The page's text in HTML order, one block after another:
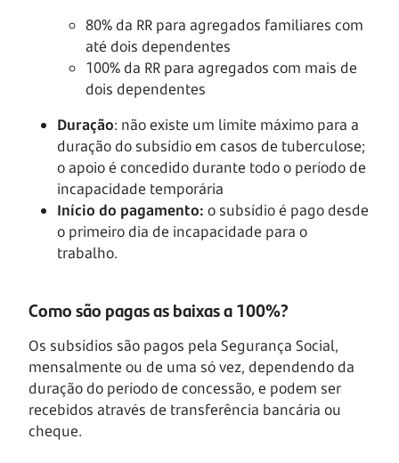
80% da RR para agregados familiares com
até dois dependentes
100% da RR para agregados com mais de
dois dependentes
Duração: não existe um limite máximo para a
duração do subsídio em casos de tuberculose;
o apoio é concedido durante todo o período de
incapacidade temporária
Início do pagamento: o subsídio é pago desde
o primeiro dia de incapacidade para o
trabalho.
Como são pagas as baixas a 100%?
Os subsídios são pagos pela Segurança Social,
mensalmente ou de uma só vez, dependendo da
duração do período de concessão, e podem ser
recebidos através de transferência bancária ou
cheque.